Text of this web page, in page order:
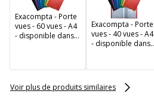
Exacompta - Porte
vues - 60 vues - A4
- disponible dans
Exacompta - Porte
vues - 40 vues - A4
- disponible dans
Voir plus de produits similaires